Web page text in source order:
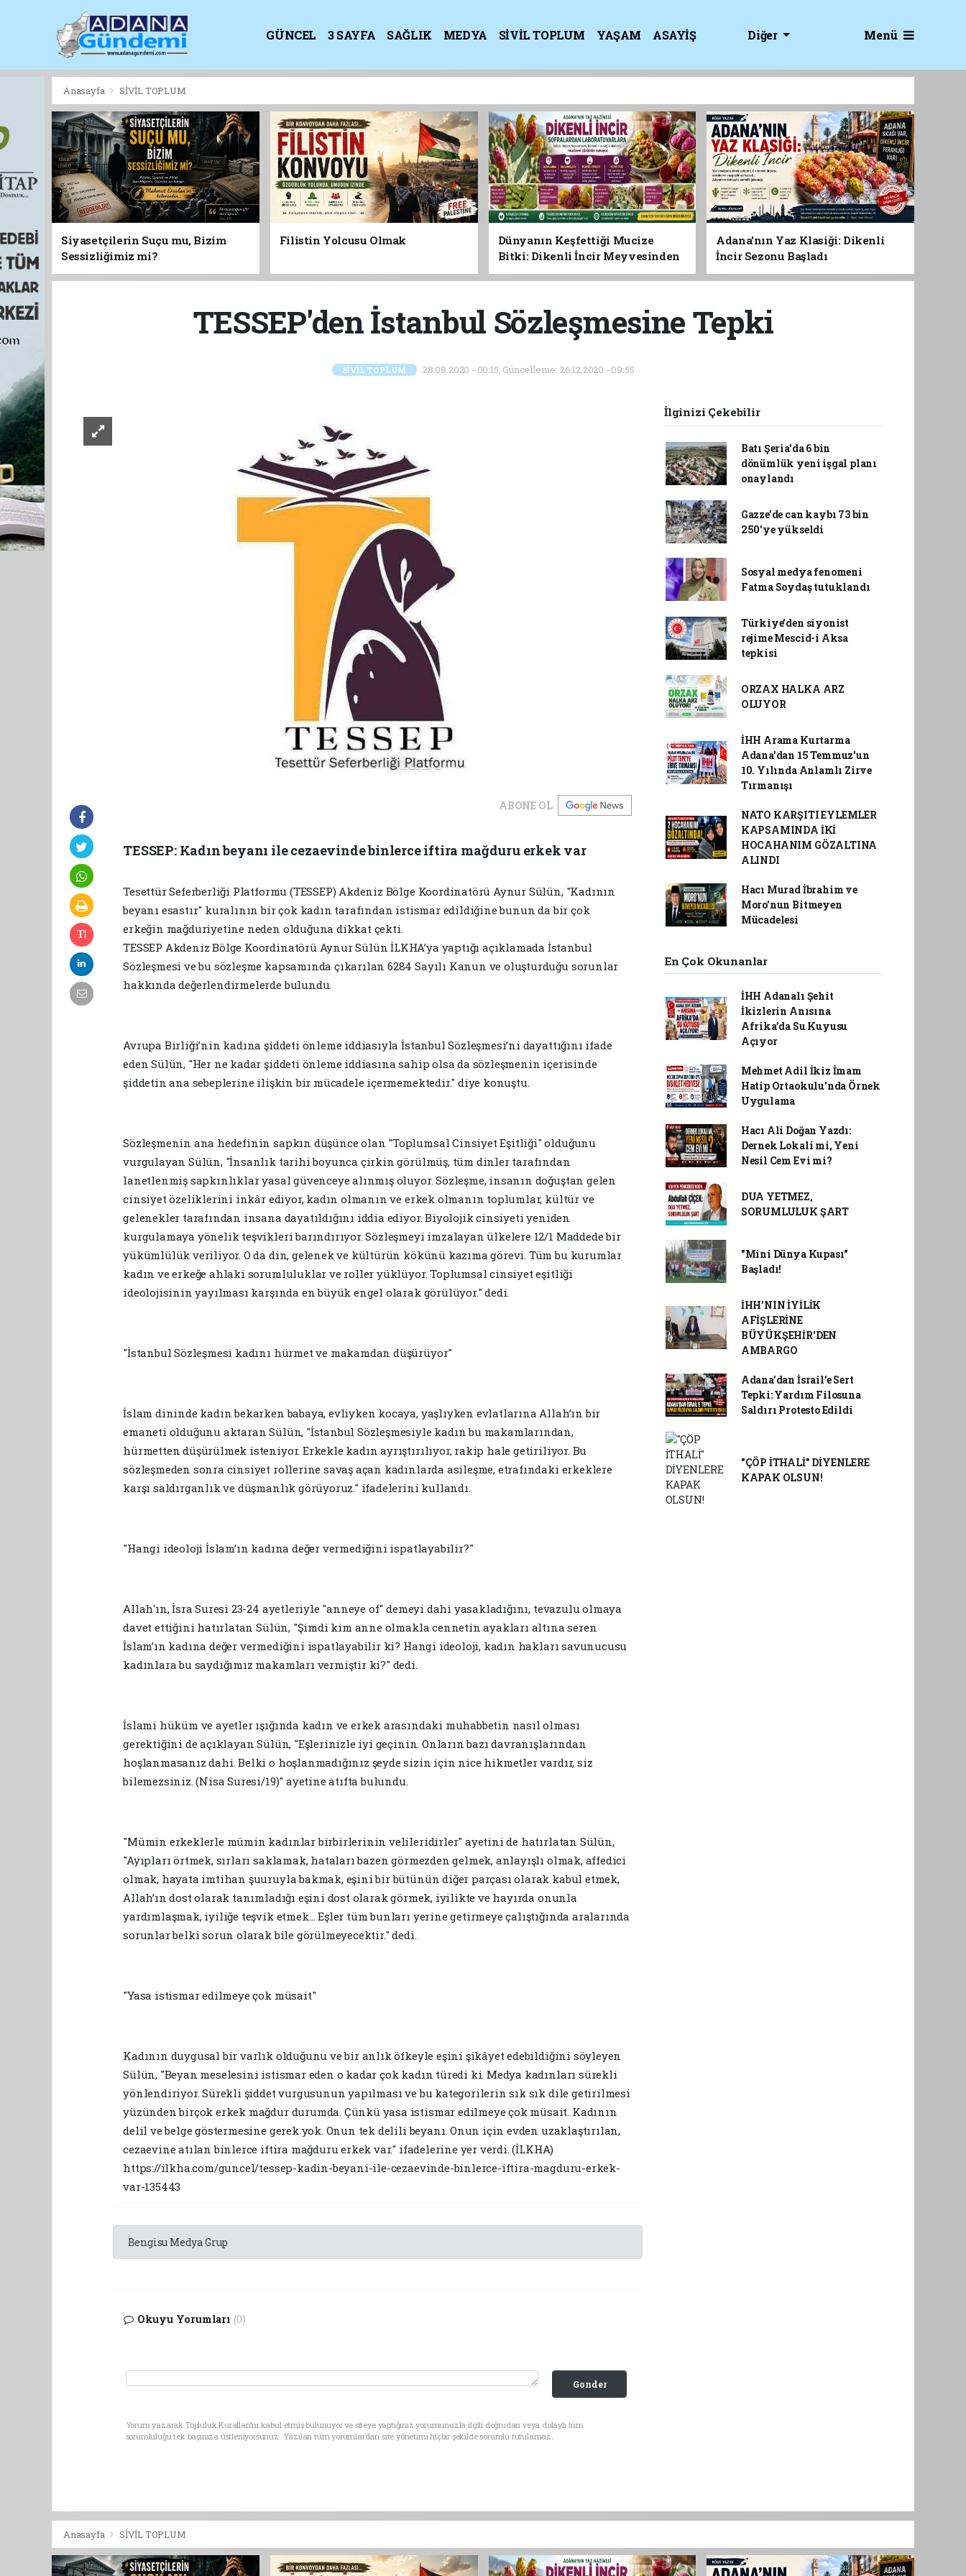
GÜNCEL 3 SAYFA SAĞLIK MEDYA SİVİL TOPLUM YAŞAM
ASAYİŞ
Diğer Menü
Anasayfa SİVİL TOPLUM
Siyasetçilerin Suçu mu, Bizim
Sessizliğimiz mi?
Filistin Yolcusu Olmak
Dünyanın Keşfettiği Mucize
Bitki: Dikenli İncir Meyvesinden
Yaprağına Geleceğin Süper Gıdası
Adana'nın Yaz Klasiği: Dikenli
İncir Sezonu Başladı
TESSEP'den İstanbul Sözleşmesine Tepki
SİVİL TOPLUM 28.08.2020 - 00:15, Güncelleme: 26.12.2020 - 09:55
ABONE OL
TESSEP: Kadın beyanı ile cezaevinde binlerce iftira mağduru erkek var
Tesettür Seferberliği Platformu (TESSEP) Akdeniz Bölge Koordinatörü Aynur Sülün, "Kadının
beyanı esastır" kuralının bir çok kadın tarafından istismar edildiğine bunun da bir çok
erkeğin mağduriyetine neden olduğuna dikkat çekti.
TESSEP Akdeniz Bölge Koordinatörü Aynur Sülün İLKHA’ya yaptığı açıklamada İstanbul
Sözleşmesi ve bu sözleşme kapsamında çıkarılan 6284 Sayılı Kanun ve oluşturduğu sorunlar
hakkında değerlendirmelerde bulundu.
Avrupa Birliği’nin kadına şiddeti önleme iddiasıyla İstanbul Sözleşmesi’ni dayattığını ifade
eden Sülün, "Her ne kadar şiddeti önleme iddiasına sahip olsa da sözleşmenin içerisinde
şiddetin ana sebeplerine ilişkin bir mücadele içermemektedir." diye konuştu.
Sözleşmenin ana hedefinin sapkın düşünce olan "Toplumsal Cinsiyet Eşitliği" olduğunu
vurgulayan Sülün, "İnsanlık tarihi boyunca çirkin görülmüş, tüm dinler tarafından
lanetlenmiş sapkınlıklar yasal güvenceye alınmış oluyor. Sözleşme, insanın doğuştan gelen
cinsiyet özeliklerini inkâr ediyor, kadın olmanın ve erkek olmanın toplumlar, kültür ve
gelenekler tarafından insana dayatıldığını iddia ediyor. Biyolojik cinsiyeti yeniden
kurgulamaya yönelik teşvikleri barındırıyor. Sözleşmeyi imzalayan ülkelere 12/1 Maddede bir
yükümlülük veriliyor. O da din, gelenek ve kültürün kökünü kazıma görevi. Tüm bu kurumlar
kadın ve erkeğe ahlaki sorumluluklar ve roller yüklüyor. Toplumsal cinsiyet eşitliği
ideolojisinin yayılması karşında en büyük engel olarak görülüyor." dedi.
"İstanbul Sözleşmesi kadını hürmet ve makamdan düşürüyor"
İslam dininde kadın bekarken babaya, evliyken kocaya, yaşlıyken evlatlarına Allah’ın bir
emaneti olduğunu aktaran Sülün, "İstanbul Sözleşmesiyle kadın bu makamlarından,
hürmetten düşürülmek isteniyor. Erkekle kadın ayrıştırılıyor, rakip hale getiriliyor. Bu
sözleşmeden sonra cinsiyet rollerine savaş açan kadınlarda asileşme, etrafındaki erkeklere
karşı saldırganlık ve düşmanlık görüyoruz." ifadelerini kullandı.
"Hangi ideoloji İslam’ın kadına değer vermediğini ispatlayabilir?"
Allah'ın, İsra Suresi 23-24 ayetleriyle "anneye of" demeyi dahi yasakladığını, tevazulu olmaya
davet ettiğini hatırlatan Sülün, "Şimdi kim anne olmakla cennetin ayakları altına seren
İslam’ın kadına değer vermediğini ispatlayabilir ki? Hangi ideoloji, kadın hakları savunucusu
kadınlara bu saydığımız makamları vermiştir ki?" dedi.
İslami hüküm ve ayetler ışığında kadın ve erkek arasındaki muhabbetin nasıl olması
gerektiğini de açıklayan Sülün, "Eşlerinizle iyi geçinin. Onların bazı davranışlarından
hoşlanmasanız dahi. Belki o hoşlanmadığınız şeyde sizin için nice hikmetler vardır, siz
bilemezsiniz. (Nisa Suresi/19)" ayetine atıfta bulundu.
"Mümin erkeklerle mümin kadınlar birbirlerinin velileridirler" ayetini de hatırlatan Sülün,
"Ayıpları örtmek, sırları saklamak, hataları bazen görmezden gelmek, anlayışlı olmak, affedici
olmak, hayata imtihan şuuruyla bakmak, eşini bir bütünün diğer parçası olarak kabul etmek,
Allah’ın dost olarak tanımladığı eşini dost olarak görmek, iyilikte ve hayırda onunla
yardımlaşmak, iyiliğe teşvik etmek… Eşler tüm bunları yerine getirmeye çalıştığında aralarında
sorunlar belki sorun olarak bile görülmeyecektir." dedi.
"Yasa istismar edilmeye çok müsait"
Kadının duygusal bir varlık olduğunu ve bir anlık öfkeyle eşini şikâyet edebildiğini söyleyen
Sülün, "Beyan meselesini istismar eden o kadar çok kadın türedi ki. Medya kadınları sürekli
yönlendiriyor. Sürekli şiddet vurgusunun yapılması ve bu kategorilerin sık sık dile getirilmesi
yüzünden birçok erkek mağdur durumda. Çünkü yasa istismar edilmeye çok müsait. Kadının
delil ve belge göstermesine gerek yok. Onun tek delili beyanı. Onun için evden uzaklaştırılan,
cezaevine atılan binlerce iftira mağduru erkek var." ifadelerine yer verdi. (İLKHA)
https://ilkha.com/guncel/tessep-kadin-beyani-ile-cezaevinde-binlerce-iftira-magduru-erkek-
var-135443
Bengisu Medya Grup
Okuyu Yorumları (0)
Gonder
Yorum yazarak Topluluk Kuralları’nı kabul etmiş bulunuyor ve siteye yaptığınız yorumunuzla ilgili doğrudan veya dolaylı tüm
sorumluluğu tek başınıza üstleniyorsunuz. Yazılan tüm yorumlardan site yönetimi hiçbir şekilde sorumlu tutulamaz.
İlginizi Çekebilir
Batı Şeria'da 6 bin
dönümlük yeni işgal planı
onaylandı
Gazze’de can kaybı 73 bin
250'ye yükseldi
Sosyal medya fenomeni
Fatma Soydaş tutuklandı
Türkiye'den siyonist
rejime Mescid-i Aksa
tepkisi
ORZAX HALKA ARZ
OLUYOR
İHH Arama Kurtarma
Adana'dan 15 Temmuz'un
10. Yılında Anlamlı Zirve
Tırmanışı
NATO KARŞITI EYLEMLER
KAPSAMINDA İKİ
HOCAHANIM GÖZALTINA
ALINDI
Hacı Murad İbrahim ve
Moro'nun Bitmeyen
Mücadelesi
En Çok Okunanlar
İHH Adanalı Şehit
İkizlerin Anısına
Afrika’da Su Kuyusu
Açıyor
Mehmet Adil İkiz İmam
Hatip Ortaokulu'nda Örnek
Uygulama
Hacı Ali Doğan Yazdı:
Dernek Lokali mi, Yeni
Nesil Cem Evi mi?
DUA YETMEZ,
SORUMLULUK ŞART
"Mini Dünya Kupası"
Başladı!
İHH'NIN İYİLİK
AFİŞLERİNE
BÜYÜKŞEHİR'DEN
AMBARGO
Adana’dan İsrail’e Sert
Tepki: Yardım Filosuna
Saldırı Protesto Edildi
"ÇÖP İTHALİ" DİYENLERE
KAPAK OLSUN!
Anasayfa SİVİL TOPLUM